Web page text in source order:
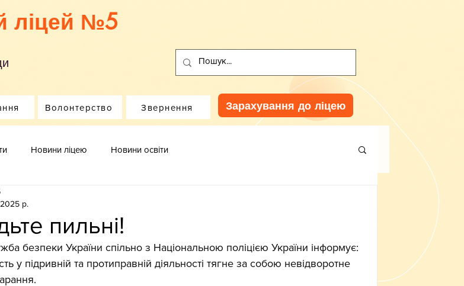
ліцей №5
Волонтерство Звернення Зарахування до ліцею
Новини ліцею Новини освіти
пильні!
р.
безпеки України спільно з Національною поліцією України інформує:
у підривній та протиправній діяльності тягне за собою невідворотне